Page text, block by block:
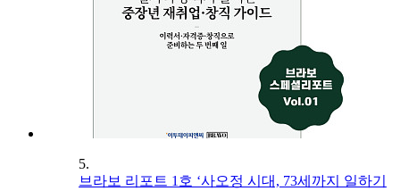
5.
브라보 리포트 1호 ‘사오정 시대, 73세까지 일하기